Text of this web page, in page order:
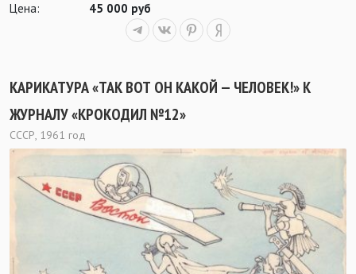
Цена:
45 000 руб
КАРИКАТУРА «ТАК ВОТ ОН КАКОЙ — ЧЕЛОВЕК!» К
ЖУРНАЛУ «КРОКОДИЛ №12»
СССР, 1961 год